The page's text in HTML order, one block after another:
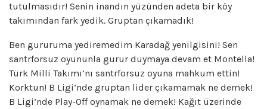
tutulmasıdır! Senin inandın yüzünden adeta bir köy
takımından fark yedik. Gruptan çıkamadık!
Ben gururuma yediremedim Karadağ yenilgisini! Sen
santrforsuz oyununla gurur duymaya devam et Montella!
Türk Milli Takımı’nı santrforsuz oyuna mahkum ettin!
Korktun! B Ligi’nde gruptan lider çıkamamak ne demek!
B Ligi’nde Play-Off oynamak ne demek! Kağıt üzerinde